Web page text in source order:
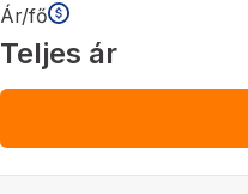
Ár/fő
Teljes ár